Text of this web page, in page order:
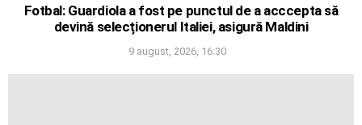
Fotbal: Guardiola a fost pe punctul de a acccepta să
devină selecționerul Italiei, asigură Maldini
9 august, 2026, 16:30